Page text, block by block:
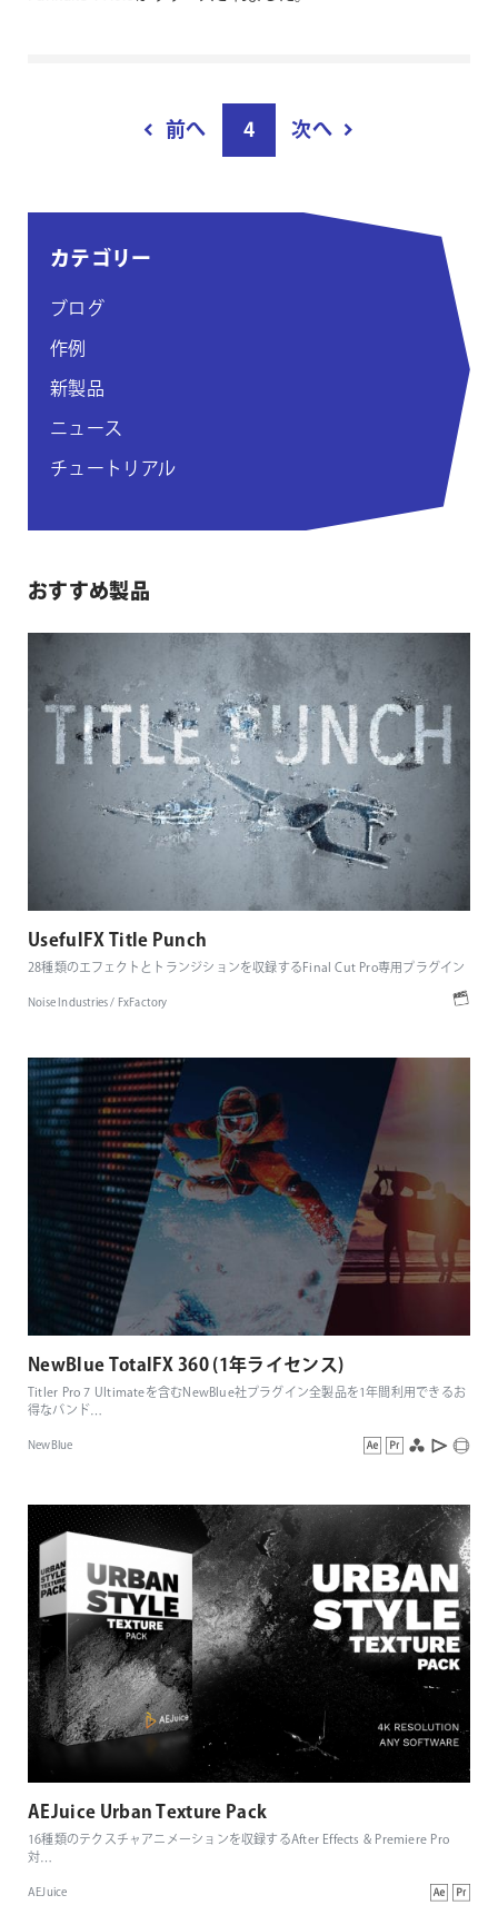
ー
前へ 4 次へ
カテゴリー
ブログ
作例
新製品
ニュース
チュートリアル
おすすめ製品
UsefulFX Title Punch
28種類のエフェクトとトランジションを収録するFinal Cut Pro専用プラグイン
Noise Industries / FxFactory
NewBlue TotalFX 360 (1年ライセンス)
Titler Pro 7 Ultimateを含むNewBlue社プラグイン全製品を1年間利用できるお
得なバンド…
NewBlue
AEJuice Urban Texture Pack
16種類のテクスチャアニメーションを収録するAfter Effects & Premiere Pro
対…
AEJuice